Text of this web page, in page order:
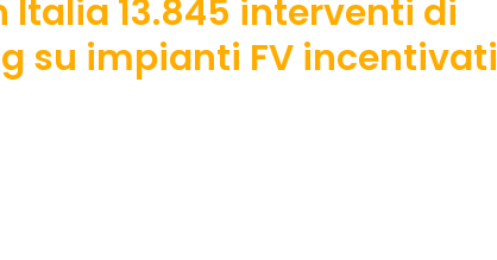
Italia 13.845 interventi di
su impianti FV incentivati